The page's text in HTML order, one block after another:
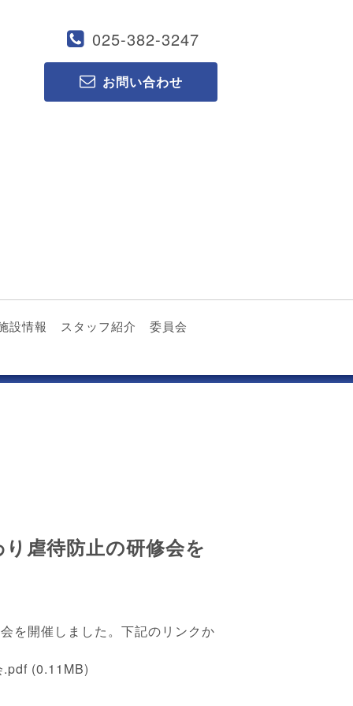
025-382-3247
お問い合わせ
設情報 スタッフ紹介
委員会
虐待防止の研修会を
を開催しました。下記のリンクか
.pdf (0.11MB)